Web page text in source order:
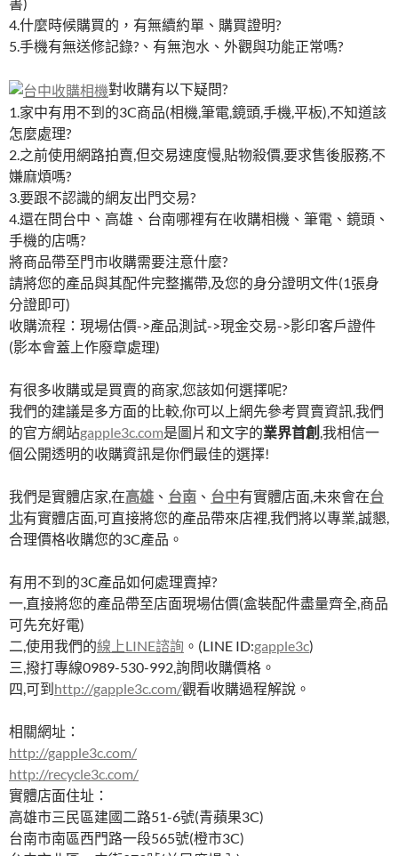
4.什麼時候購買的，有無續約單、購買證明?
5.手機有無送修記錄?、有無泡水、外觀與功能正常嗎?
對收購有以下疑問?
1.家中有用不到的3C商品(相機,筆電,鏡頭,手機,平板),不知道該
怎麼處理?
2.之前使用網路拍賣,但交易速度慢,貼物殺價,要求售後服務,不
嫌麻煩嗎?
3.要跟不認識的網友出門交易?
4.還在問台中、高雄、台南哪裡有在收購相機、筆電、鏡頭、
手機的店嗎?
將商品帶至門市收購需要注意什麼?
請將您的產品與其配件完整攜帶,及您的身分證明文件(1張身
分證即可)
收購流程：現場估價->產品測試->現金交易->影印客戶證件
(影本會蓋上作廢章處理)
有很多收購或是買賣的商家,您該如何選擇呢?
我們的建議是多方面的比較,你可以上網先參考買賣資訊,我們
的官方網站gapple3c.com是圖片和文字的業界首創 ,我相信一
個公開透明的收購資訊是你們最佳的選擇!
我們是實體店家,在高雄 、 台南 、 台中有實體店面,未來會在台
北有實體店面,可直接將您的產品帶來店裡,我們將以專業,誠懇,
合理價格收購您的3C產品。
有用不到的3C產品如何處理賣掉?
一,直接將您的產品帶至店面現場估價(盒裝配件盡量齊全,商品
可先充好電)
二,使用我們的線上LINE諮詢 。(LINE ID:gapple3c)
三,撥打專線0989-530-992,詢問收購價格。
四,可到http://gapple3c.com/觀看收購過程解說。
相關網址：
http://gapple3c.com/
http://recycle3c.com/
實體店面住址：
高雄市三民區建國二路51-6號(青蘋果3C)
台南市南區西門路一段565號(橙市3C)